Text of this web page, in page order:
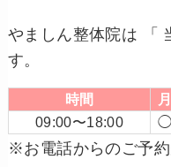
やましん整体院は 「
す。
時間 月
09:00〜18:00
◯
※お電話からのご予